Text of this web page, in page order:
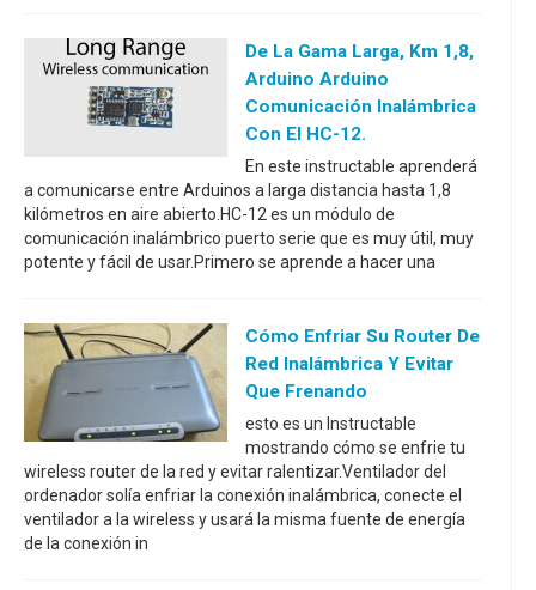
De La Gama Larga, Km 1,8,
Arduino Arduino
Comunicación Inalámbrica
Con El HC-12.
En este instructable aprenderá
a comunicarse entre Arduinos a larga distancia hasta 1,8
kilómetros en aire abierto.HC-12 es un módulo de
comunicación inalámbrico puerto serie que es muy útil, muy
potente y fácil de usar.Primero se aprende a hacer una
Cómo Enfriar Su Router De
Red Inalámbrica Y Evitar
Que Frenando
esto es un Instructable
mostrando cómo se enfrie tu
wireless router de la red y evitar ralentizar.Ventilador del
ordenador solía enfriar la conexión inalámbrica, conecte el
ventilador a la wireless y usará la misma fuente de energía
de la conexión in